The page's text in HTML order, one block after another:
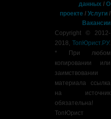
данных /О
проекте /Услуги /
Вакансии
Copyright © 2012-
2018,ТопЮрист.РУ.
* При любом
копировании или
заимствовании
материала ссылка
на источник
обязательна!
ТопЮрист